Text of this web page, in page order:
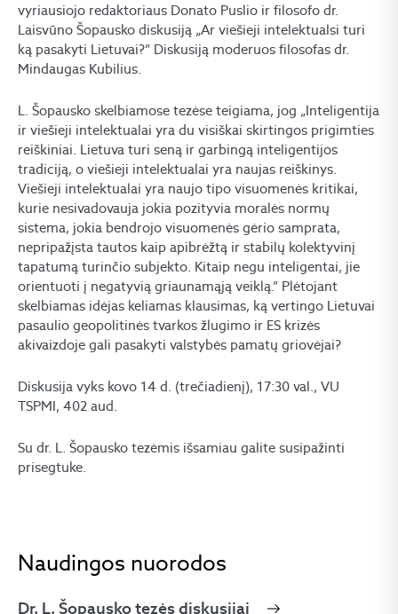
vyriausiojo redaktoriaus Donato Puslio ir filosofo dr.
Laisvūno Šopausko diskusiją „Ar viešieji intelektualsi turi
ką pasakyti Lietuvai?” Diskusiją moderuos filosofas dr.
Mindaugas Kubilius.
L. Šopausko skelbiamose tezėse teigiama, jog „Inteligentija
ir viešieji intelektualai yra du visiškai skirtingos prigimties
reiškiniai. Lietuva turi seną ir garbingą inteligentijos
tradiciją, o viešieji intelektualai yra naujas reiškinys.
Viešieji intelektualai yra naujo tipo visuomenės kritikai,
kurie nesivadovauja jokia pozityvia moralės normų
sistema, jokia bendrojo visuomenės gėrio samprata,
nepripažįsta tautos kaip apibrėžtą ir stabilų kolektyvinį
tapatumą turinčio subjekto. Kitaip negu inteligentai, jie
orientuoti į negatyvią griaunamąją veiklą.” Plėtojant
skelbiamas idėjas keliamas klausimas, ką vertingo Lietuvai
pasaulio geopolitinės tvarkos žlugimo ir ES krizės
akivaizdoje gali pasakyti valstybės pamatų griovėjai?
Diskusija vyks kovo 14 d. (trečiadienį), 17:30 val., VU
TSPMI, 402 aud.
Su dr. L. Šopausko tezėmis išsamiau galite susipažinti
prisegtuke.
Naudingos nuorodos
Dr. L. Šopausko tezės diskusijai